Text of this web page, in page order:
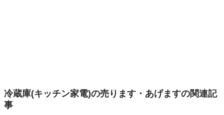
冷蔵庫(キッチン家電)の売ります・あげますの関連記
事